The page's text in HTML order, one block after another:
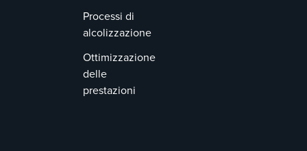
Processi di
alcolizzazione
Ottimizzazione
delle
prestazioni